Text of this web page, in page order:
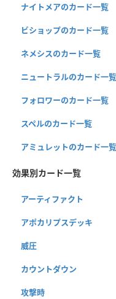
ナイトメアのカード一覧
ビショップのカード一覧
ネメシスのカード一覧
ニュートラルのカード一覧
フォロワーのカード一覧
スペルのカード一覧
アミュレットのカード一覧
効果別カード一覧
アーティファクト
アポカリプスデッキ
威圧
カウントダウン
攻撃時